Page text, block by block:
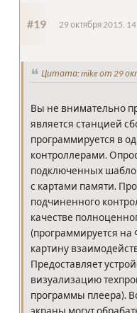
#19 29 октября 2015,
Цитата: mike от 29
Вы не внимательно
является станцией
программируется в
контроллерами.
подключенных
с картами памяти.
подчиненного
качестве
(программируется на
картину
Предоставляет
визуализацию
программы плеера).